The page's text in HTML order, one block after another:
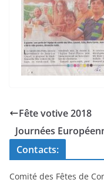
Fête votive 2018
Journées
Contacts:
Comité des Fêtes de